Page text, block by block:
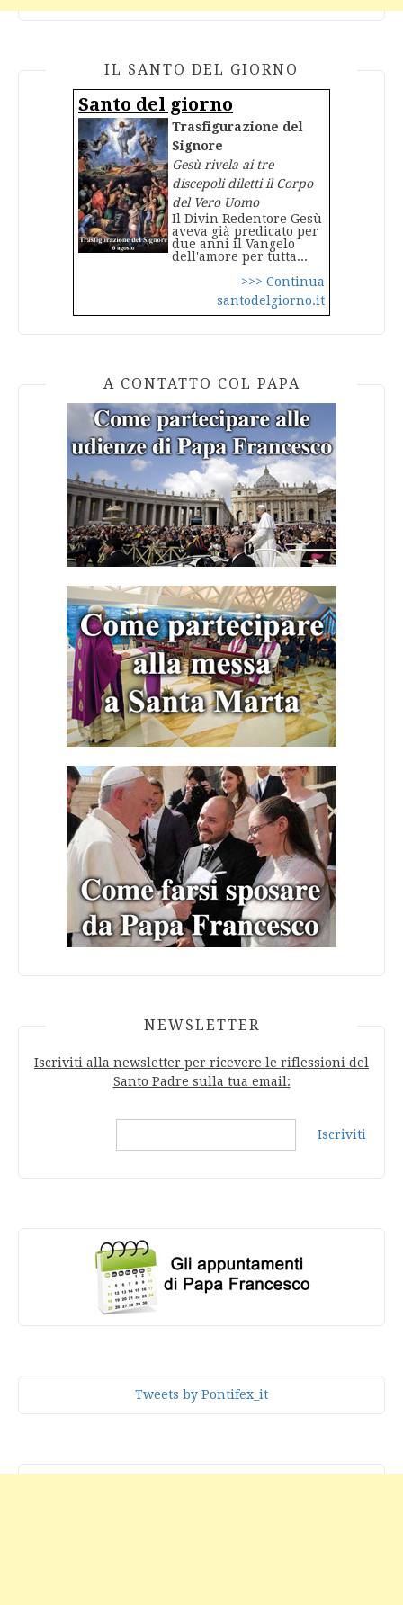
IL SANTO DEL GIORNO
Santo del giorno
Trasfigurazione del
Signore
Gesù rivela ai tre
discepoli diletti il Corpo
del Vero Uomo
Il Divin Redentore Gesù
aveva già predicato per
due anni il Vangelo
dell'amore per tutta...
>>> Continua
santodelgiorno.it
A CONTATTO COL PAPA
NEWSLETTER
Iscriviti alla newsletter per ricevere le riflessioni del
Santo Padre sulla tua email:
Iscriviti
Tweets by Pontifex_it